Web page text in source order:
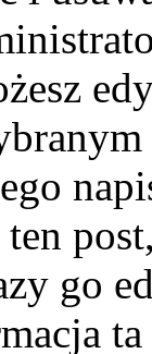
ten
go